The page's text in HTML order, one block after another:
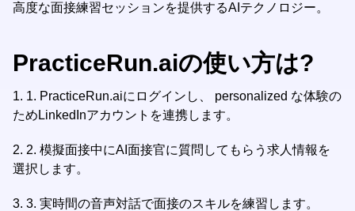
高度な面接練習セッションを提供するAIテクノロジー。
PracticeRun.aiの使い方は?
1. 1. PracticeRun.aiにログインし、 personalized な体験の
ためLinkedInアカウントを連携します。
2. 2. 模擬面接中にAI面接官に質問してもらう求人情報を
選択します。
3. 3. 実時間の音声対話で面接のスキルを練習します。